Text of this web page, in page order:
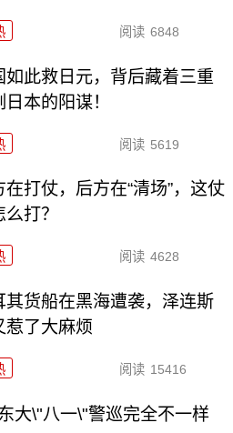
阅读 6848
如此救日元，背后藏着三重
日本的阳谋！
阅读 5619
在打仗，后方在“清场”，这仗
打？
阅读 4628
其货船在黑海遭袭，泽连斯
惹了大麻烦
阅读 15416
大\"八一\"警巡完全不一样